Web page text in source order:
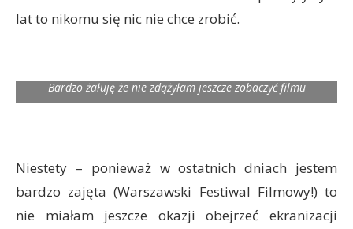
lat to nikomu się nic nie chce zrobić.
Bardzo żałuję że nie zdążyłam jeszcze zobaczyć filmu
Niestety – ponieważ w ostatnich dniach jestem
bardzo zajęta (Warszawski Festiwal Filmowy!) to
nie miałam jeszcze okazji obejrzeć ekranizacji